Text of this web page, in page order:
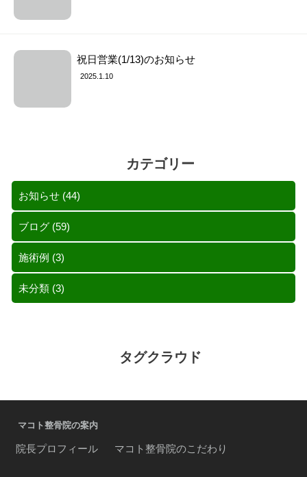
祝日営業(1/13)のお知らせ
2025.1.10
カテゴリー
お知らせ (44)
ブログ (59)
施術例 (3)
未分類 (3)
タグクラウド
マコト整骨院の案内
院長プロフィール マコト整骨院のこだわり